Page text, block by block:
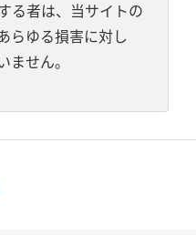
る者は、当サイトの
らゆる損害に対し
ません。